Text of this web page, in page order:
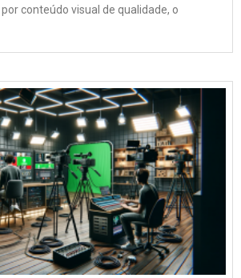
conteúdo visual de qualidade, o